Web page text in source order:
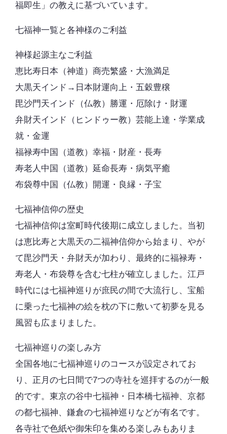
福即生」の教えに基づいています。
七福神一覧と各神様のご利益
神様起源主なご利益
恵比寿日本（神道）商売繁盛・大漁満足
大黒天インド→日本財運向上・五穀豊穣
毘沙門天インド（仏教）勝運・厄除け・財運
弁財天インド（ヒンドゥー教）芸能上達・学業成
就・金運
福禄寿中国（道教）幸福・財産・長寿
寿老人中国（道教）延命長寿・病気平癒
布袋尊中国（仏教）開運・良縁・子宝
七福神信仰の歴史
七福神信仰は室町時代後期に成立しました。当初
は恵比寿と大黒天の二福神信仰から始まり、やが
て毘沙門天・弁財天が加わり、最終的に福禄寿・
寿老人・布袋尊を含む七柱が確立しました。江戸
時代には七福神巡りが庶民の間で大流行し、宝船
に乗った七福神の絵を枕の下に敷いて初夢を見る
風習も広まりました。
七福神巡りの楽しみ方
全国各地に七福神巡りのコースが設定されてお
り、正月の七日間で7つの寺社を巡拝するのが一般
的です。東京の谷中七福神・日本橋七福神、京都
の都七福神、鎌倉の七福神巡りなどが有名です。
各寺社で色紙や御朱印を集める楽しみもありま